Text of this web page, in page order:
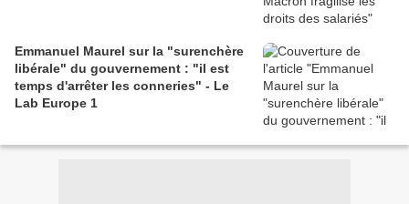
Emmanuel Maurel sur la "surenchère
libérale" du gouvernement : "il est
temps d'arrêter les conneries" - Le
Lab Europe 1